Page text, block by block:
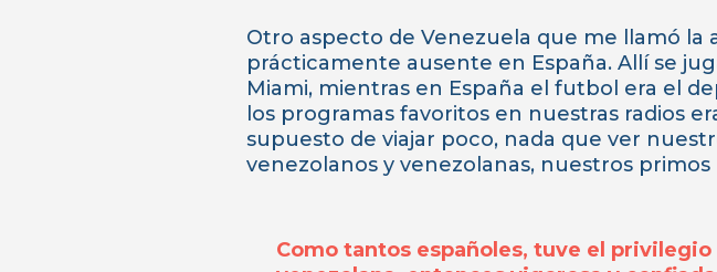
Otro aspecto de Venezuela que me llamó
prácticamente ausente en España. Allí se
Miami, mientras en España el futbol era el
los programas favoritos en nuestras radios
supuesto de viajar poco, nada que ver
venezolanos y venezolanas, nuestros primos
Como tantos españoles, tuve el